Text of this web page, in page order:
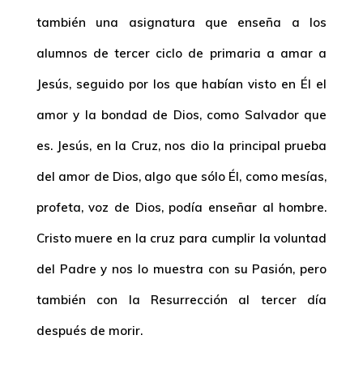
también una asignatura que enseña a los
alumnos de tercer ciclo de primaria a amar a
Jesús, seguido por los que habían visto en Él el
amor y la bondad de Dios, como Salvador que
es. Jesús, en la Cruz, nos dio la principal prueba
del amor de Dios, algo que sólo Él, como mesías,
profeta, voz de Dios, podía enseñar al hombre.
Cristo muere en la cruz para cumplir la voluntad
del Padre y nos lo muestra con su Pasión, pero
también con la Resurrección al tercer día
después de morir.